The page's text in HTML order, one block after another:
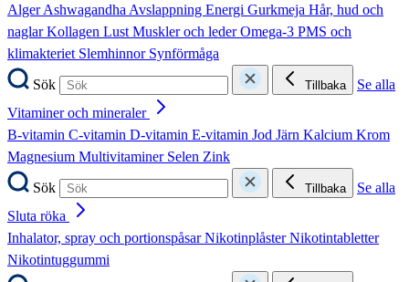
AlgerAshwagandhaAvslappning Energi Gurkmeja Hår, hud och
naglarKollagen LustMuskler och lederOmega-3 PMS och
klimakteriet Slemhinnor Synförmåga
Sök
Tillbaka
Se alla
Vitaminer och mineraler
B-vitamin C-vitamin D-vitamin E-vitamin Jod Järn Kalcium Krom
Magnesium Multivitaminer Selen Zink
Sök
Tillbaka
Se alla
Sluta röka
Inhalator, spray och portionspåsarNikotinplåsterNikotintabletter
Nikotintuggummi